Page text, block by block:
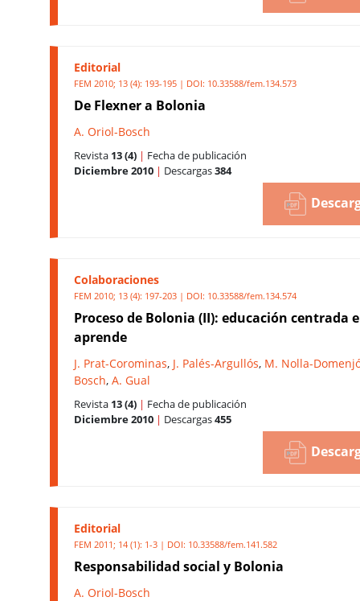
Editorial
FEM 2010; 13 (4): 193-195 | DOI: 10.33588/fem.134.573
De Flexner a Bolonia
A. Oriol-Bosch
Revista 13 (4) | Fecha de publicación
Diciembre 2010 | Descargas384
Colaboraciones
FEM 2010; 13 (4): 197-203 | DOI: 10.33588/fem.134.574
Proceso de Bolonia (II): educación centrada
aprende
J. Prat-Corominas, J. Palés-Argullós, M. Nolla-
Bosch, A. Gual
Revista 13 (4) | Fecha de publicación
Diciembre 2010 | Descargas455
Editorial
FEM 2011; 14 (1): 1-3 | DOI: 10.33588/fem.141.582
Responsabilidad social y Bolonia
A. Oriol-Bosch